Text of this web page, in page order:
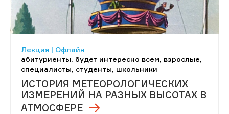
Лекция | Офлайн
абитуриенты, будет интересно всем, взрослые,
специалисты, студенты, школьники
ИСТОРИЯ МЕТЕОРОЛОГИЧЕСКИХ
ИЗМЕРЕНИЙ НА РАЗНЫХ ВЫСОТАХ В
АТМОСФЕРЕ